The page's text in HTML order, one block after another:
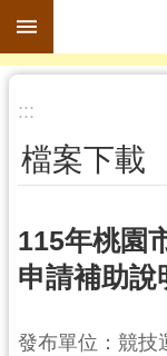
跳到主要內容區塊
進
搜
尋
訊
公
:::
檔案下載
115年桃園
申請補助說
發布單位：競技